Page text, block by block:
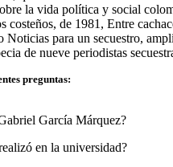
la vida política y social
costeños, de 1981, Entre
Noticias para un secuestro,
de nueve periodistas
preguntas:
García Márquez?
en la universidad?